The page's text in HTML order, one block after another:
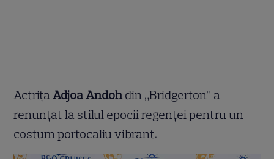
ActrițaAdjoa Andoh din „Bridgerton” a
renunțat la stilul epocii regenței pentru un
costum portocaliu vibrant.